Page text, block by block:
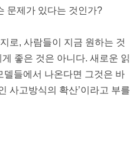
문제가 있다는 것인가?
로, 사람들이 지금 원하는 것
좋은 것은 아니다. 새로운 읽
델들에서 나온다면 그것은 바
사고방식의 확산’이라고 부를